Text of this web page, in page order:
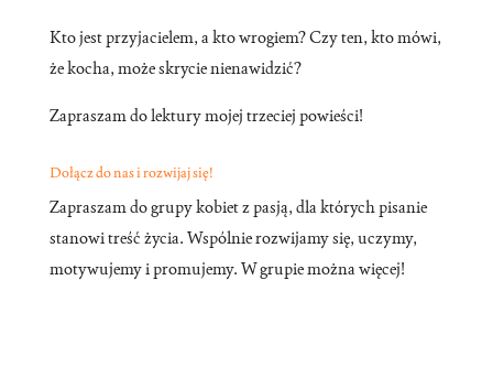
Kto jest przyjacielem, a kto wrogiem? Czy ten, kto mówi,
że kocha, może skrycie nienawidzić?
Zapraszam do lektury mojej trzeciej powieści!
Dołącz do nas i rozwijaj się!
Zapraszam do grupy kobiet z pasją, dla których pisanie
stanowi treść życia. Wspólnie rozwijamy się, uczymy,
motywujemy i promujemy. W grupie można więcej!